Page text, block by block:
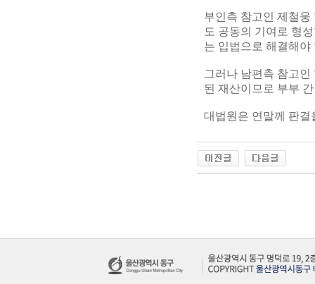
부인측 참고인 제철
도 공동의 기여로 형
는 입법으로 해결해
그러나 남편측 참고
된 재산이므로 부부
대법원은 연말께 판결